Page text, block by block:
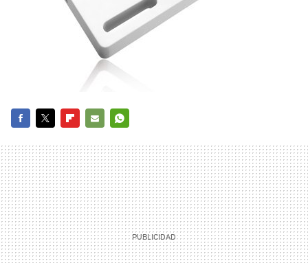
MAIL